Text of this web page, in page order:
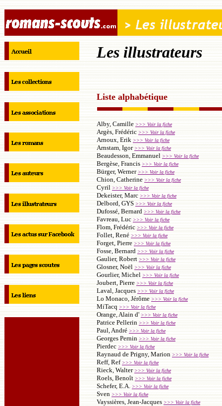
Les illustrateurs
Liste alphabétique
Alby, Camille >>> Voir la fiche
Argès, Frédéric >>> Voir la fiche
Arnoux, Erik >>> Voir la fiche
Arnstam, Igor >>> Voir la fiche
Beaudesson, Emmanuel >>> Voir la fiche
Bergèse, Francis >>> Voir la fiche
Bürger, Werner >>> Voir la fiche
Chion, Catherine >>> Voir la fiche
Cyril >>> Voir la fiche
Dekeister, Marc >>> Voir la fiche
Delbord, GYS >>> Voir la fiche
Dufossé, Bernard >>> Voir la fiche
Favreau, Luc >>> Voir la fiche
Flom, Frédéric >>> Voir la fiche
Follet, René >>> Voir la fiche
Forget, Pierre >>> Voir la fiche
Fosse, Bernard >>> Voir la fiche
Gaulier, Robert >>> Voir la fiche
Glosner, Noël >>> Voir la fiche
Gourlier, Michel >>> Voir la fiche
Joubert, Pierre >>> Voir la fiche
Laval, Jacques >>> Voir la fiche
Lo Monaco, Jérôme >>> Voir la fiche
MiTacq >>> Voir la fiche
Orange, Alain d' >>> Voir la fiche
Patrice Pellerin >>> Voir la fiche
Paul, André >>> Voir la fiche
Georges Pernin >>> Voir la fiche
Pierdec >>> Voir la fiche
Raynaud de Prigny, Marion >>> Voir la fiche
Reff, Ref >>> Voir la fiche
Rieck, Walter >>> Voir la fiche
Roels, Benoît >>> Voir la fiche
Schefer, E.A. >>> Voir la fiche
Sven >>> Voir la fiche
Vayssières, Jean-Jacques >>> Voir la fiche